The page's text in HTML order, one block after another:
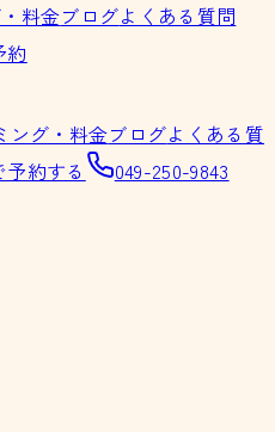
料金ブログよくある質問
約
ング・料金ブログよくある質
予約する 049-250-9843